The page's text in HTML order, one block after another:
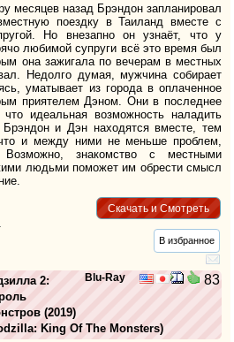
месяцев назад Брэндон запланировал
поездку в Таиланд вместе с
Но внезапно он узнаёт, что у
любимой супруги всё это время был
она зажигала по вечерам в местных
Недолго думая, мужчина собирает
уматывает из города в оплаченное
приятелем Дэном. Они в последнее
идеальная возможность наладить
и Дэн находятся вместе, тем
и между ними не меньше проблем,
знакомство с местными
людьми поможет им обрести смысл
Скачать и Смотреть
В избранное
Blu-Ray 83
2:
(2019)
King Of The Monsters)